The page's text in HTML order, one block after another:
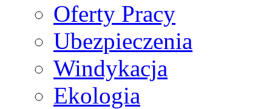
Oferty Pracy
Ubezpieczenia
Windykacja
Ekologia